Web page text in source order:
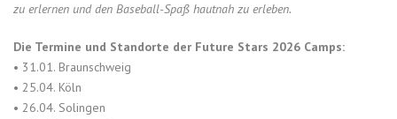
zu erlernen und den Baseball-Spaß hautnah zu erleben.
Die Termine und Standorte der Future Stars 2026 Camps:
• 31.01. Braunschweig
• 25.04. Köln
• 26.04. Solingen